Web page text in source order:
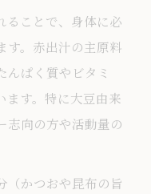
ることで、身体に必
す。赤出汁の主原料
んぱく質やビタミ
ます。特に大豆由来
志向の方や活動量の
（かつおや昆布の旨